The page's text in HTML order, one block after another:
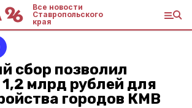
Все новости
Ставропольского
края
сбор позволил
млрд рублей для
городов КМВ